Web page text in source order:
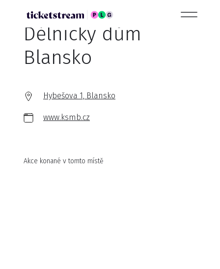
Dělnický dům
Blansko
Hybešova 1, Blansko
www.ksmb.cz
Akce konané v tomto místě